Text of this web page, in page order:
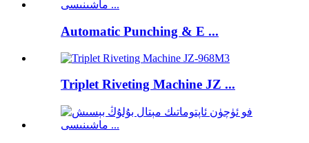
Automatic Punching & E ...
Triplet Riveting Machine JZ ...